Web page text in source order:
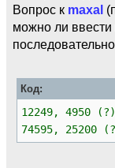
Вопрос к maxal
можно ли
Код:
12249, 4950
74595, 25200